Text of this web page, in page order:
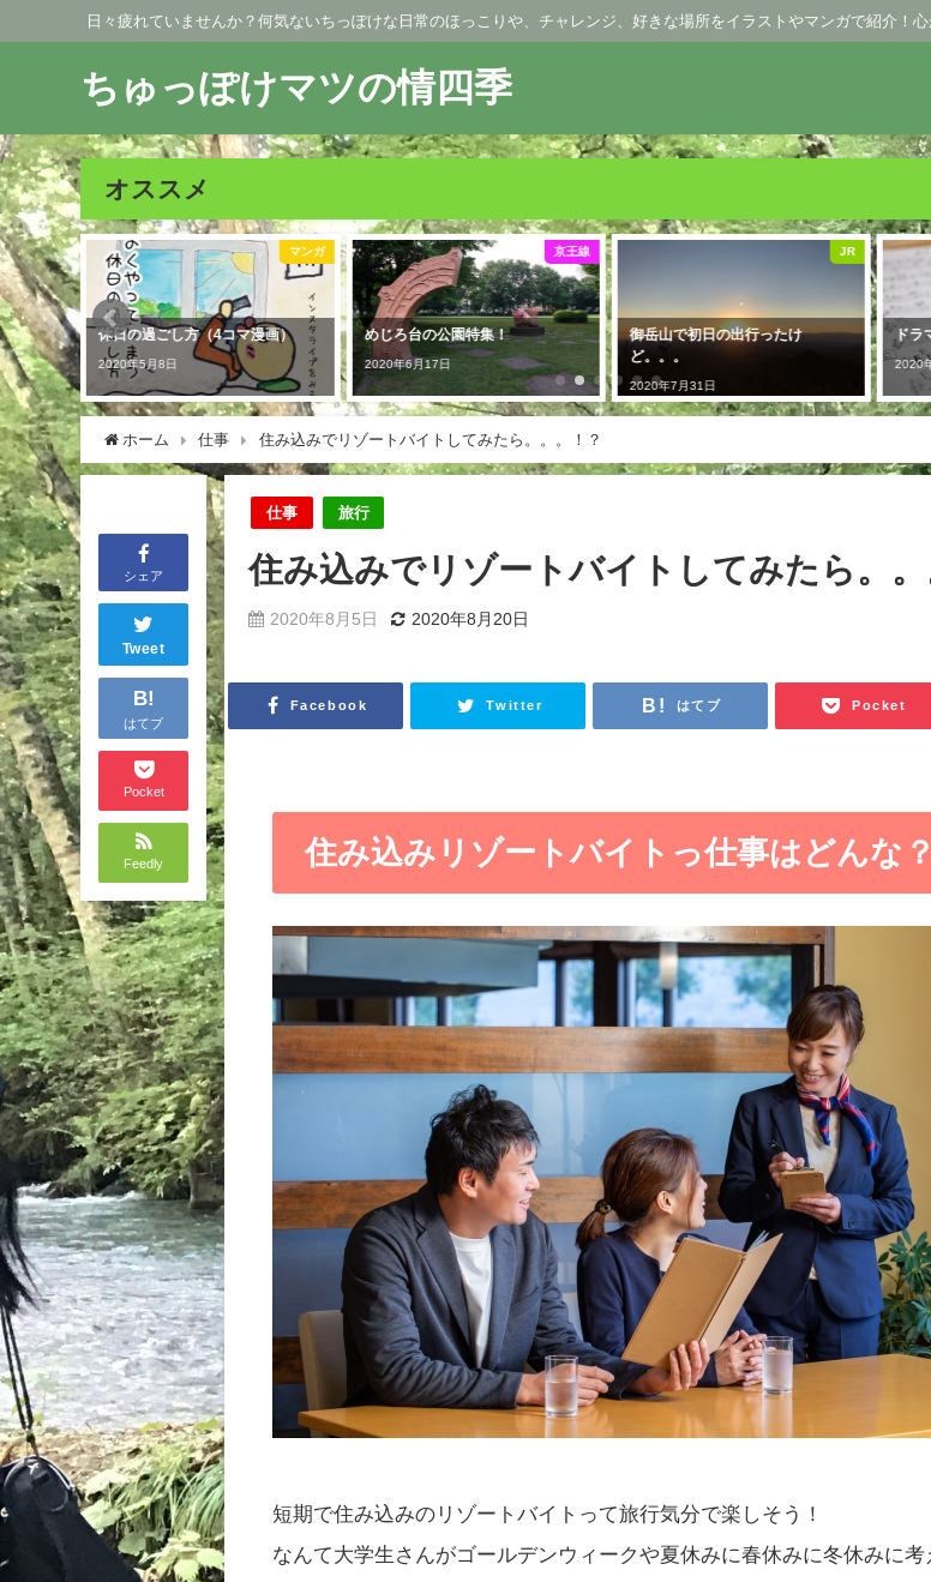
日々疲れていませんか？何気ないちっぽけな日常のほっこりや、チャレンジ、好きな場所をイラストやマンガで紹介！
ちゅっぽけマツの情四季
オススメ
マンガ
画）
京王線
めじろ台の公園特集！
2020年6月17日
JR
御岳山で初日の出行ったけ
ど。。。
2020年7月31日
プロフィール
ドラマは作曲家で決める！
2020年7月23日
意
2020
ホーム 仕事 住み込みでリゾートバイトしてみたら。。。！？
シェア
Tweet
B!
はてブ
Pocket
Feedly
仕事 旅行
住み込みでリゾートバイトしてみたら。。
2020年8月5日 2020年8月20日
Facebook Twitter はてブ Pocket
住み込みリゾートバイトっ仕事はどんな？
短期で住み込みのリゾートバイトって旅行気分で楽しそう！
なんて大学生さんがゴールデンウィークや夏休みに春休みに冬休みに考